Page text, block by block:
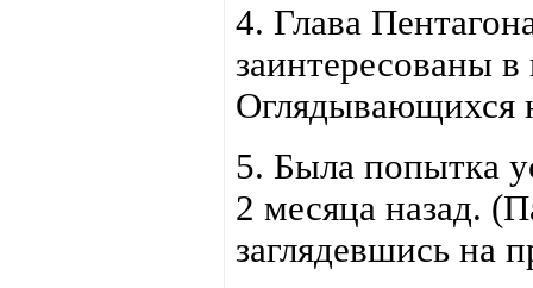
4. Глава
заинтересованы
Оглядывающихся
5. Была попытка
2 месяца назад.
заглядевшись на